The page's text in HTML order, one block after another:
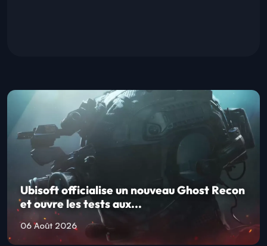
Ubisoft officialise un nouveau Ghost Recon
et ouvre les tests aux...
06 Août 2026